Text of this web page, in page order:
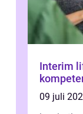
Interim life
09 juli